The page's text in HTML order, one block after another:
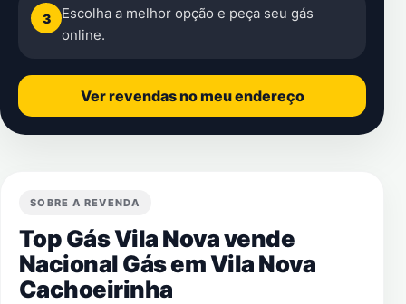
3
Escolha a melhor opção e peça seu gás
online.
Ver revendas no meu endereço
SOBRE A REVENDA
Top Gás Vila Nova vende
Nacional Gás emVila Nova
Cachoeirinha